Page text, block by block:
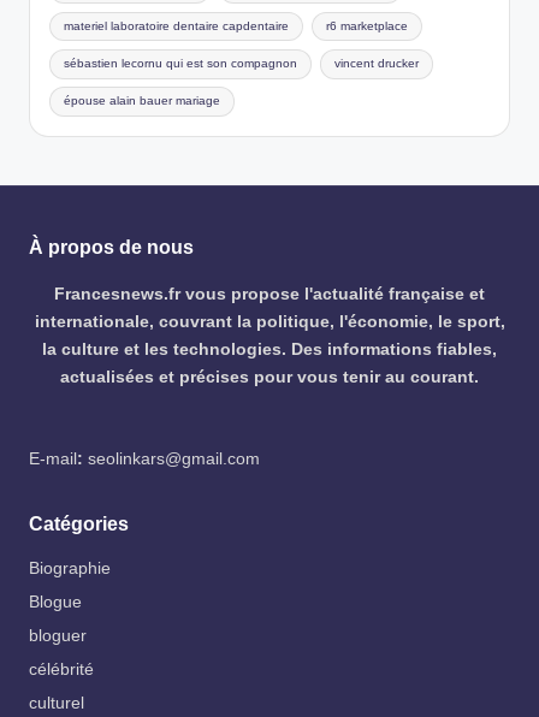
materiel laboratoire dentaire capdentaire r6 marketplace
sébastien lecornu qui est son compagnon vincent drucker
épouse alain bauer mariage
À propos de nous
Francesnews.fr vous propose l'actualité française et
internationale, couvrant la politique, l'économie, le sport,
la culture et les technologies. Des informations fiables,
actualisées et précises pour vous tenir au courant.
E-mail: seolinkars@gmail.com
Catégories
Biographie
Blogue
bloguer
célébrité
culturel